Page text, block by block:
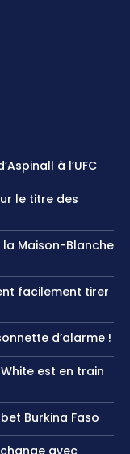
à l’UFC
le titre des
la Maison-Blanche
facilement tirer
d’alarme !
est en train
Burkina Faso